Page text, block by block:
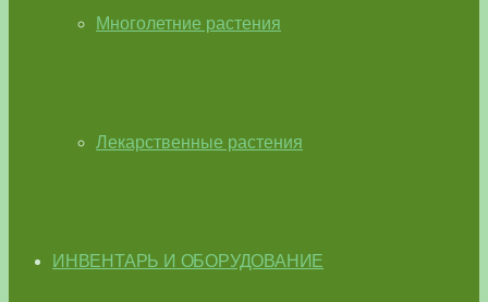
Многолетние растения
Лекарственные растения
ИНВЕНТАРЬ И ОБОРУДОВАНИЕ